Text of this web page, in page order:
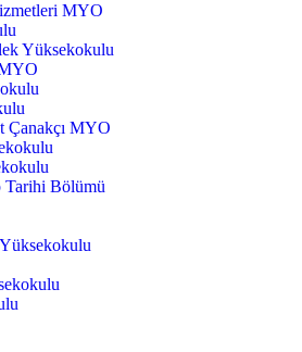
MYO
Yüksekokulu
Çanakçı MYO
Tarihi Bölümü